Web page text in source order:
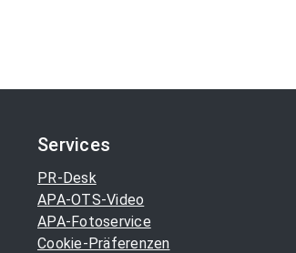
Services
PR-Desk
APA-OTS-Video
APA-Fotoservice
Cookie-Präferenzen